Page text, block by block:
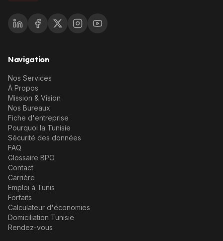
Navigation
Nos Services
À Propos
Mission & Vision
Nos Bureaux
Fiche d'entreprise
Pourquoi la Tunisie
Sécurité des données
FAQ
Glossaire BPO
Contact
Carrière
Emploi à Tunis
Forfaits
Calculateur d'économies
Domiciliation Tunisie
Rendez-vous